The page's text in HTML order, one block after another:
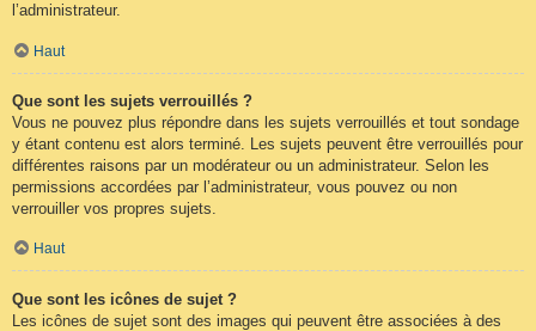
l’administrateur.
Haut
Que sont les sujets verrouillés ?
Vous ne pouvez plus répondre dans les sujets verrouillés et tout sondage
y étant contenu est alors terminé. Les sujets peuvent être verrouillés pour
différentes raisons par un modérateur ou un administrateur. Selon les
permissions accordées par l’administrateur, vous pouvez ou non
verrouiller vos propres sujets.
Haut
Que sont les icônes de sujet ?
Les icônes de sujet sont des images qui peuvent être associées à des